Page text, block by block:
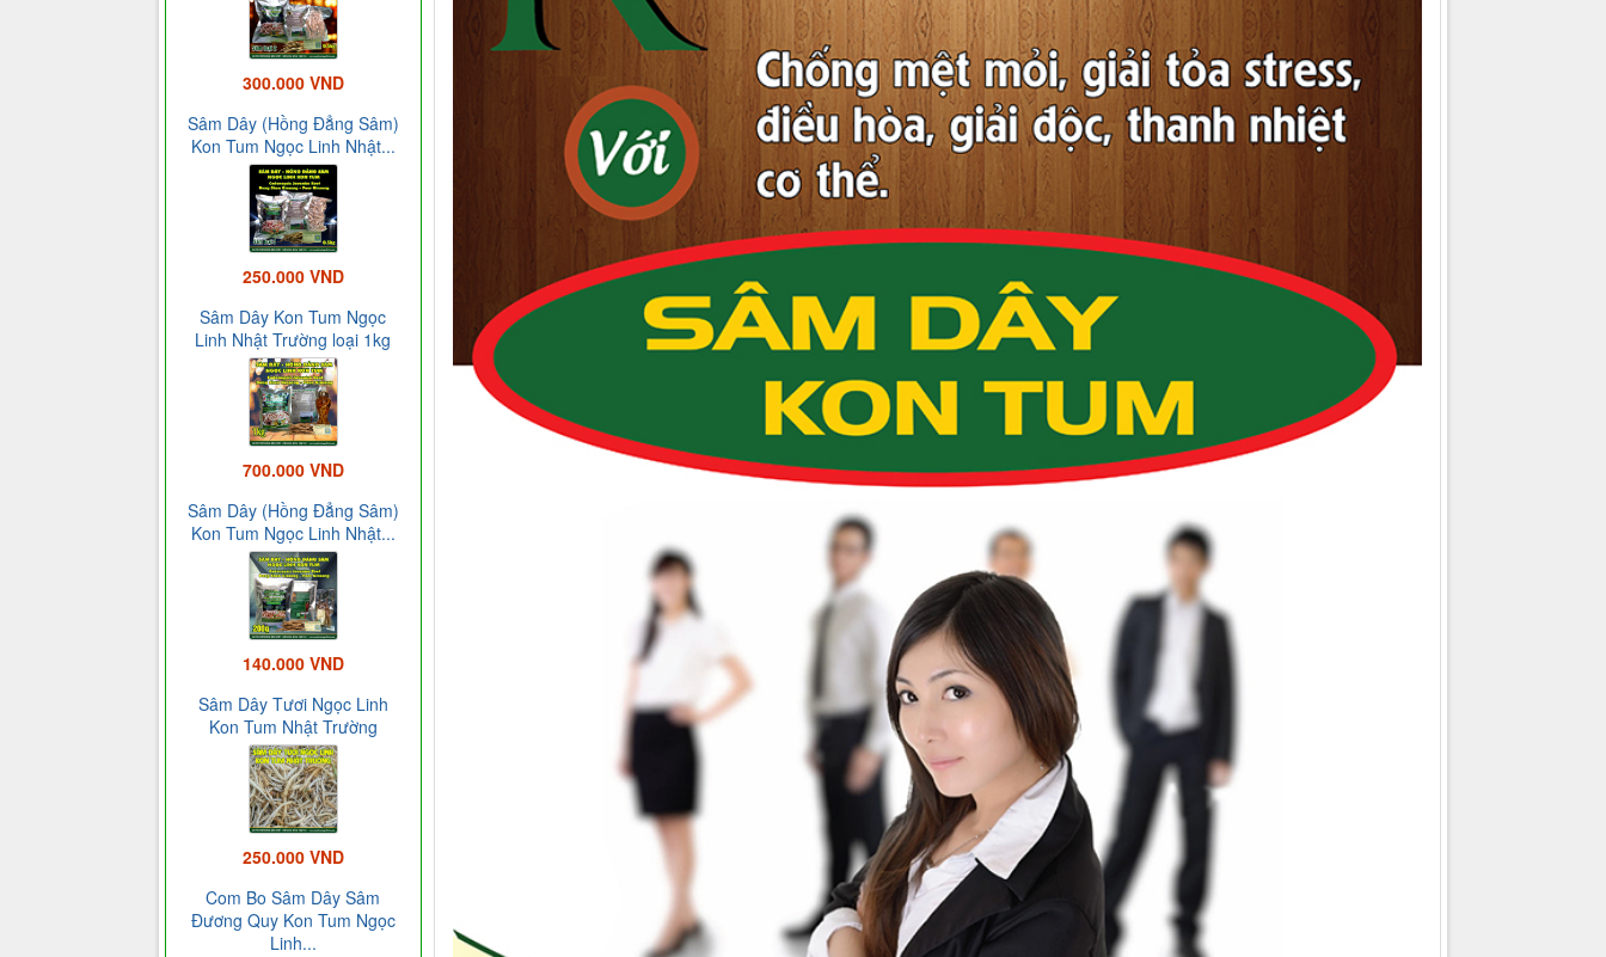
300.000 VND
Sâm Dây (Hồng Đẳng Sâm)
Kon Tum Ngọc Linh Nhật...
250.000 VND
Sâm Dây Kon Tum Ngọc
Linh Nhật Trường loại 1kg
700.000 VND
Sâm Dây (Hồng Đẳng Sâm)
Kon Tum Ngọc Linh Nhật...
140.000 VND
Sâm Dây Tươi Ngọc Linh
Kon Tum Nhật Trường
250.000 VND
Com Bo Sâm Dây Sâm
Đương Quy Kon Tum Ngọc
Linh...